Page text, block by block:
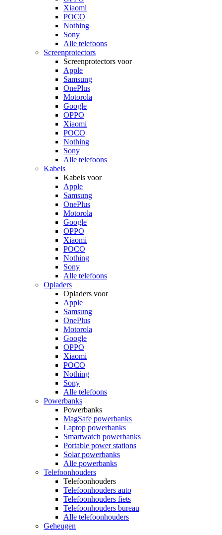
Xiaomi
POCO
Nothing
Sony
Alle telefoons
Screenprotectors
Screenprotectors voor
Apple
Samsung
OnePlus
Motorola
Google
OPPO
Xiaomi
POCO
Nothing
Sony
Alle telefoons
Kabels
Kabels voor
Apple
Samsung
OnePlus
Motorola
Google
OPPO
Xiaomi
POCO
Nothing
Sony
Alle telefoons
Opladers
Opladers voor
Apple
Samsung
OnePlus
Motorola
Google
OPPO
Xiaomi
POCO
Nothing
Sony
Alle telefoons
Powerbanks
Powerbanks
MagSafe powerbanks
Laptop powerbanks
Smartwatch powerbanks
Portable power stations
Solar powerbanks
Alle powerbanks
Telefoonhouders
Telefoonhouders
Telefoonhouders auto
Telefoonhouders fiets
Telefoonhouders bureau
Alle telefoonhouders
Geheugen